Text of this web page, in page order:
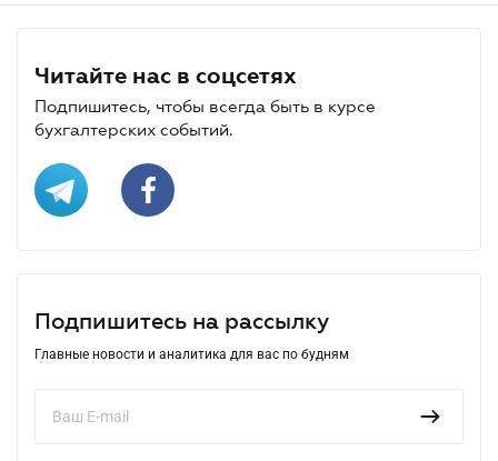
Читайте нас в соцсетях
Подпишитесь, чтобы всегда быть в курсе
бухгалтерских событий.
Подпишитесь на рассылку
Главные новости и аналитика для вас по будням